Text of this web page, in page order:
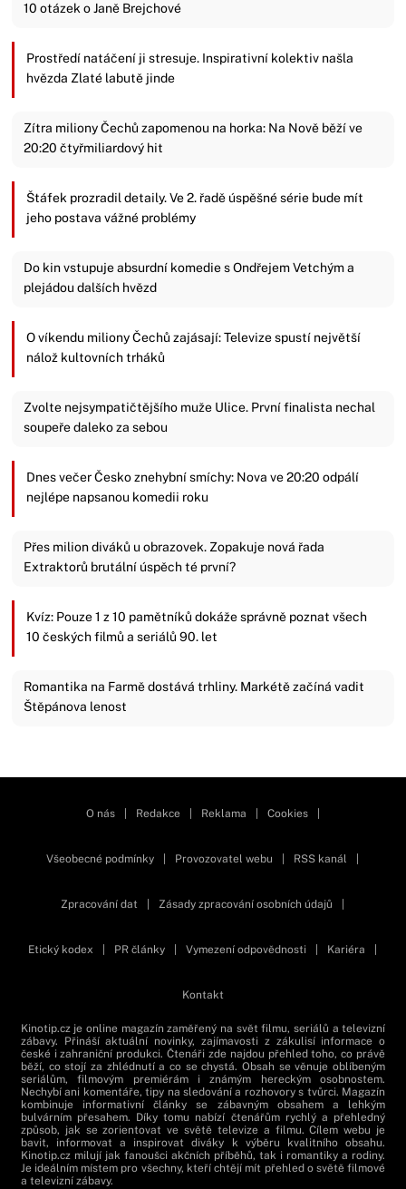
10 otázek o Janě Brejchové
Prostředí natáčení ji stresuje. Inspirativní kolektiv našla
hvězda Zlaté labutě jinde
Zítra miliony Čechů zapomenou na horka: Na Nově běží ve
20:20 čtyřmiliardový hit
Štáfek prozradil detaily. Ve 2. řadě úspěšné série bude mít
jeho postava vážné problémy
Do kin vstupuje absurdní komedie s Ondřejem Vetchým a
plejádou dalších hvězd
O víkendu miliony Čechů zajásají: Televize spustí největší
nálož kultovních trháků
Zvolte nejsympatičtějšího muže Ulice. První finalista nechal
soupeře daleko za sebou
Dnes večer Česko znehybní smíchy: Nova ve 20:20 odpálí
nejlépe napsanou komedii roku
Přes milion diváků u obrazovek. Zopakuje nová řada
Extraktorů brutální úspěch té první?
Kvíz: Pouze 1 z 10 pamětníků dokáže správně poznat všech
10 českých filmů a seriálů 90. let
Romantika na Farmě dostává trhliny. Markétě začíná vadit
Štěpánova lenost
O nás Redakce Reklama Cookies
Všeobecné podmínky Provozovatel webu RSS kanál
Zpracování dat Zásady zpracování osobních údajů
Etický kodex PR články Vymezení odpovědnosti Kariéra
Kontakt
Kinotip.cz je online magazín zaměřený na svět filmu, seriálů a televizní
zábavy. Přináší aktuální novinky, zajímavosti z zákulisí informace o
české i zahraniční produkci. Čtenáři zde najdou přehled toho, co právě
běží, co stojí za zhlédnutí a co se chystá. Obsah se věnuje oblíbeným
seriálům, filmovým premiérám i známým hereckým osobnostem.
Nechybí ani komentáře, tipy na sledování a rozhovory s tvůrci. Magazín
kombinuje informativní články se zábavným obsahem a lehkým
bulvárním přesahem. Díky tomu nabízí čtenářům rychlý a přehledný
způsob, jak se zorientovat ve světě televize a filmu. Cílem webu je
bavit, informovat a inspirovat diváky k výběru kvalitního obsahu.
Kinotip.cz milují jak fanoušci akčních příběhů, tak i romantiky a rodiny.
Je ideálním místem pro všechny, kteří chtějí mít přehled o světě filmové
a televizní zábavy.